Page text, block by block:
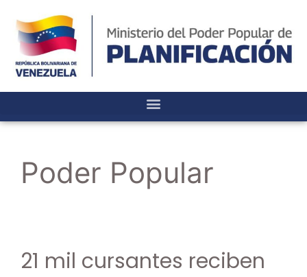
Poder Popular
21 mil cursantes reciben